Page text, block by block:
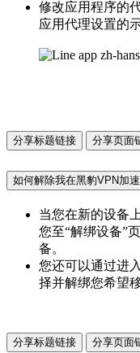
修改应用程序的
应用代理设置的
分享标题链接 分享页面
如何解除我在黑豹VPN加
当您在新的设备
您至“解绑设备”
备。
您还可以通过进
择并解绑您希望
分享标题链接 分享页面